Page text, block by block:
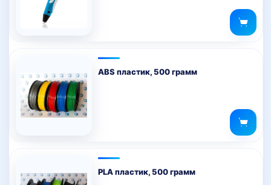
ABS пластик, 500 грамм
PLA пластик, 500 грамм